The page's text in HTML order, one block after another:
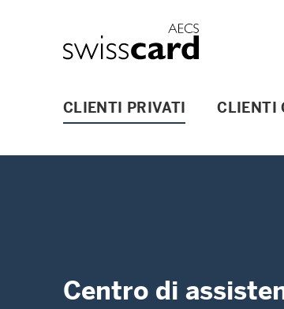
Navigazione principale
CLIENTI PRIVATI CLIENTI
Centro di